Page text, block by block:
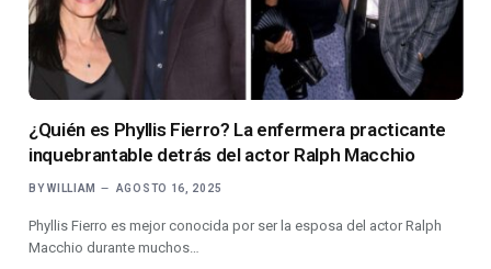
¿Quién es Phyllis Fierro? La enfermera practicante
inquebrantable detrás del actor Ralph Macchio
BY WILLIAM AGOSTO 16, 2025
Phyllis Fierro es mejor conocida por ser la esposa del actor Ralph
Macchio durante muchos…